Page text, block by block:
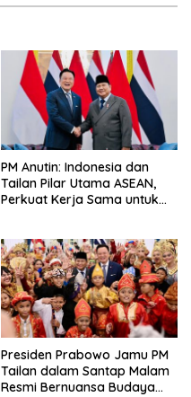
PM Anutin: Indonesia dan
Tailan Pilar Utama ASEAN,
Perkuat Kerja Sama untuk
Presiden Prabowo Jamu PM
Tailan dalam Santap Malam
Resmi Bernuansa Budaya